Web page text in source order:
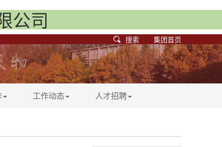
公司
搜索 集团首页
工作动态 人才招聘